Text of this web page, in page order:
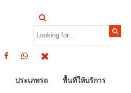
ประเภทรถ พื้นที่ให้บริการ